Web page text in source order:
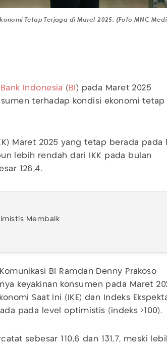
Tetap Terjaga di Maret 2025. (Foto MNC
Bank Indonesia ( BI ) pada Maret 2025
terhadap kondisi ekonomi tetap
Maret 2025 yang tetap berada pada
lebih rendah dari IKK pada bulan
126,4.
Membaik
BI Ramdan Denny Prakoso
keyakinan konsumen pada Maret
Saat Ini (IKE) dan Indeks
pada level optimistis (indeks >100).
sebesar 110,6 dan 131,7, meski